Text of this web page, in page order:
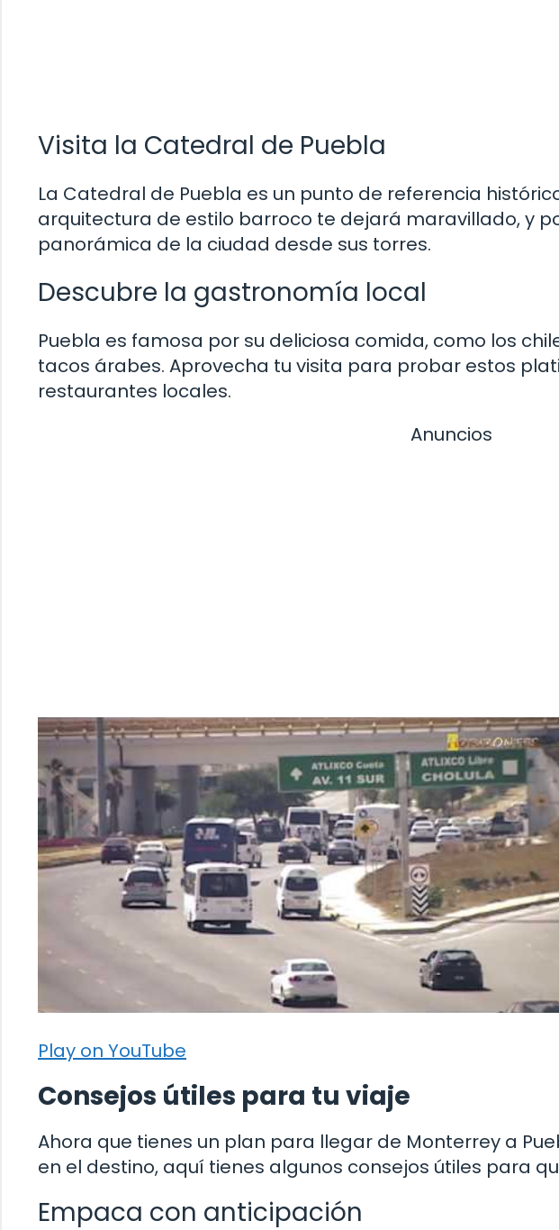
Visita la Catedral de Puebla
La Catedral de Puebla es un punto de referencia
arquitectura de estilo barroco te dejará maravillado, y
panorámica de la ciudad desde sus torres.
Descubre la gastronomía local
Puebla es famosa por su deliciosa comida, como los
tacos árabes. Aprovecha tu visita para probar estos
restaurantes locales.
Anuncios
Play on YouTube
Consejos útiles para tu viaje
Ahora que tienes un plan para llegar de Monterrey a
en el destino, aquí tienes algunos consejos útiles para
Empaca con anticipación